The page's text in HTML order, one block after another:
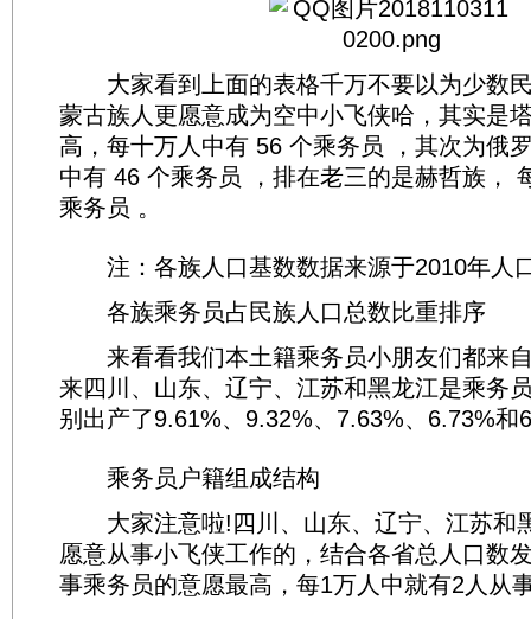
大家看到上面的表格千万不要以为少数
蒙古族人更愿意成为空中小飞侠哈，其实是
高，每十万人中有 56 个乘务员 ，其次为俄
中有 46 个乘务员 ，排在老三的是赫哲族，
乘务员 。
注：各族人口基数数据来源于2010年人
各族乘务员占民族人口总数比重排序
来看看我们本土籍乘务员小朋友们都来
来四川、山东、辽宁、江苏和黑龙江是乘务
别出产了9.61%、9.32%、7.63%、6.73%和
乘务员户籍组成结构
大家注意啦!四川、山东、辽宁、江苏和
愿意从事小飞侠工作的，结合各省总人口数
事乘务员的意愿最高，每1万人中就有2人从